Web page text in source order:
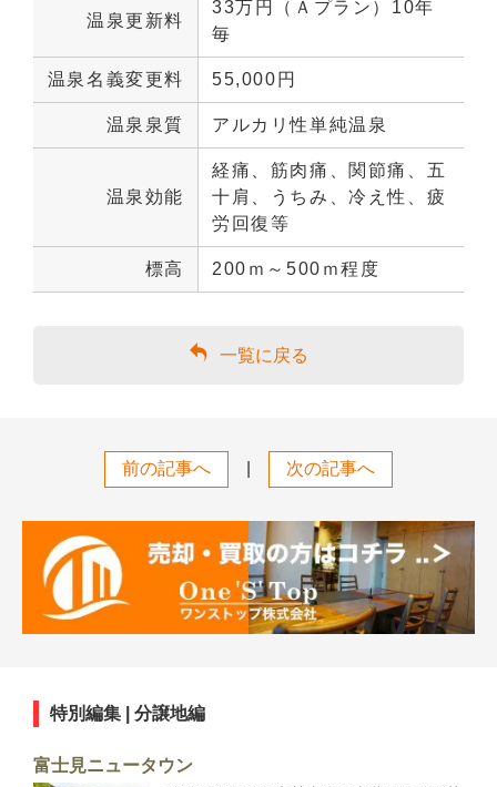
温泉更新料
33万円（Ａプラン）10年
毎
温泉名義変更料 55,000円
温泉泉質 アルカリ性単純温泉
温泉効能
経痛、筋肉痛、関節痛、五
十肩、うちみ、冷え性、疲
労回復等
標高 200ｍ～500ｍ程度
一覧に戻る
前の記事へ 次の記事へ
特別編集 | 分譲地編
富士見ニュータウン